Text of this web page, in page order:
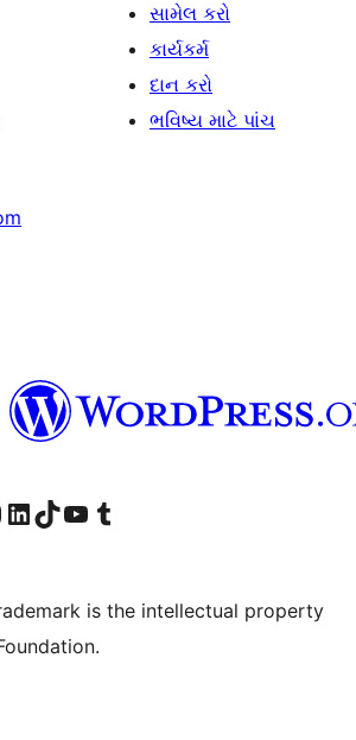
સામેલ કરો
કાર્યકર્મ
દાન કરો
ભવિષ્ય માટે પાંચ
અમારા LinkedIn એકાઉન્ટની મુલાકાત લોઅમારા TikTok એકાઉન્ટની મુલાકાત લોઅમારી YouTube ચેનલની મુલાકાત લો અમારા Tumblr એકાઉન્ટની મુલાકાત લો
is the intellectual property